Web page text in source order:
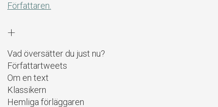
Författaren.
+
Vad översätter du just nu?
Författartweets
Om en text
Klassikern
Hemliga förläggaren